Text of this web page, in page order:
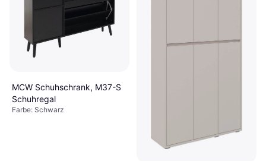
MCW Schuhschrank, M37-S
Schuhregal
Farbe: Schwarz